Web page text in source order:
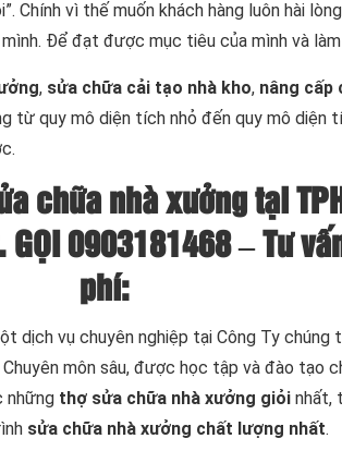
Chính vì thế muốn khách hàng luôn hài
Để đạt được mục tiêu của mình và làm
, sửa chữa cải tạo nhà kho, nâng cấp
từ quy mô diện tích nhỏ đến quy mô diện
chữa nhà xưởng tại
GỌI 0903181468–Tư
phí :
dịch vụ chuyên nghiệp tại Công Ty chúng
môn sâu, được học tập và đào tạo
những thợ sửa chữa nhà xưởng giỏi nhất,
sửa chữa nhà xưởng chất lượng nhất.